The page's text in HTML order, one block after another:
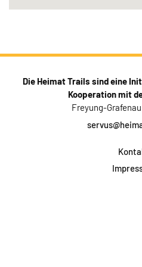
Die Heimat Trails sind eine
Kooperation mit
Freyung-